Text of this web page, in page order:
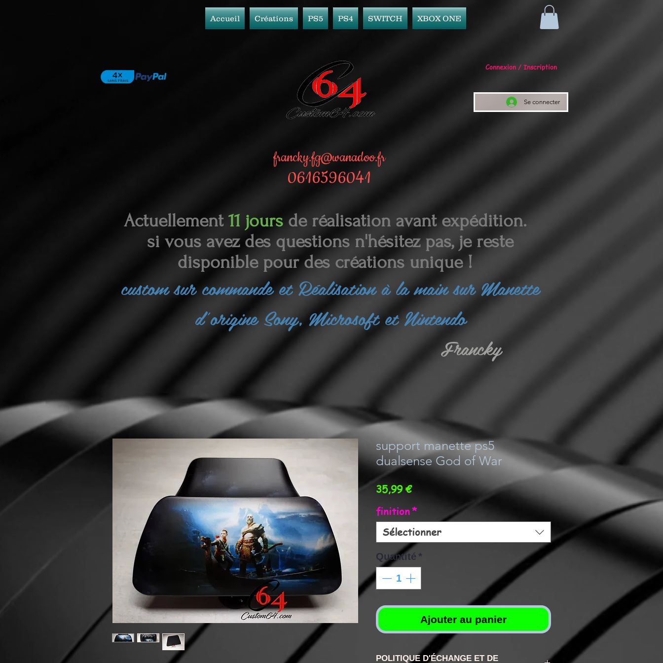
Accueil Créations PS5 PS4 SWITCH XBOX ONE
Connexion / Inscription
Se connecter
francky.fg@wanadoo.fr
0616596041
Actuellement 11 joursde réalisation avant expédition.
si vous avez des questions n'hésitez pas, je reste
disponible pour des créations unique !
custom sur commande etRéalisation à la main sur Manette
d'origine Sony, Microsoft et Nintendo
Francky
support manette ps5
dualsense God of War
35,99 €Prix
finition*
Sélectionner
Quantité *
Ajouter au panier
POLITIQUE D'ÉCHANGE ET DE